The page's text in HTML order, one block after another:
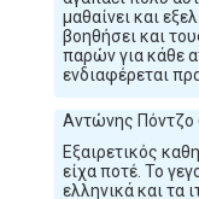
μαθαίνει και
βοηθήσει και
παρών για κάθε
ενδιαφέρεται
Αντώνης Πόντζο
Εξαιρετικός
είχα ποτέ. Το
ελληνικά και τα